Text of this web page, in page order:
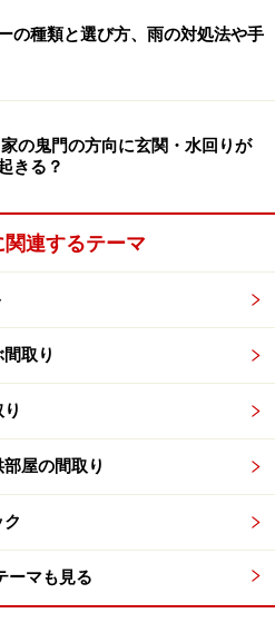
安にするとよいでしょう。2
ｍあたりをひとつの目印に
は、標準寸法が1間＝1.8ｍ、
ｍ、標準的な天井高さ＝2.4
を足していった数字になって
の種類と選び方、雨の対処法や手
の鬼門の方向に玄関・水回りが
きる？
関連するテーマ
取り
屋の間取り
ーマも見る